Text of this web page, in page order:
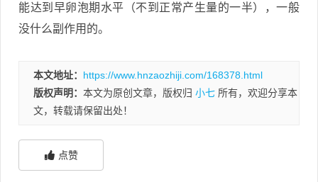
能达到早卵泡期水平（不到正常产生量的一半），一般
没什么副作用的。
本文地址： https://www.hnzaozhiji.com/168378.html
版权声明： 本文为原创文章，版权归 小七 所有，欢迎分享本
文，转载请保留出处！
点赞